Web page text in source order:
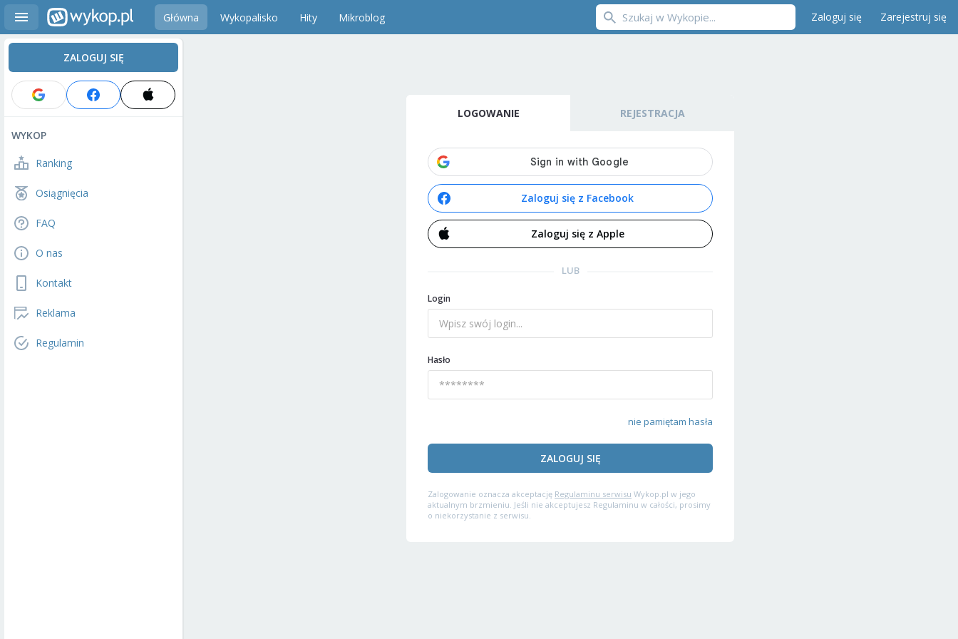
Główna Wykopalisko Hity Mikroblog Zaloguj się Zarejestruj się
ZALOGUJ SIĘ
WYKOP
Ranking
Osiągnięcia
FAQ
O nas
Kontakt
Reklama
Regulamin
LOGOWANIE REJESTRACJA
Zaloguj się z Facebook
Zaloguj się z Apple
LUB
Login
Hasło
nie pamiętam hasła
ZALOGUJ SIĘ
Zalogowanie oznacza akceptację Regulaminu serwisu Wykop.pl w jego
aktualnym brzmieniu. Jeśli nie akceptujesz Regulaminu w całości, prosimy
o niekorzystanie z serwisu.